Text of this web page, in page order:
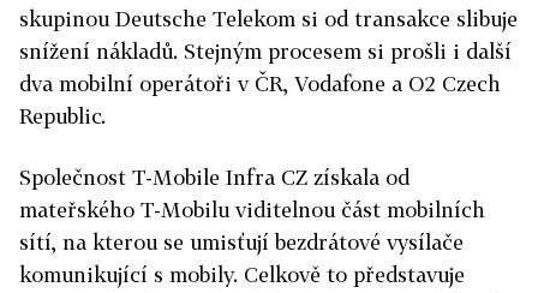
skupinou Deutsche Telekom si od transakce slibuje
snížení nákladů. Stejným procesem si prošli i další
dva mobilní operátoři v ČR, Vodafone a O2 Czech
Republic.
Společnost T-Mobile Infra CZ získala od
mateřského T-Mobilu viditelnou část mobilních
sítí, na kterou se umisťují bezdrátové vysílače
komunikující s mobily. Celkově to představuje